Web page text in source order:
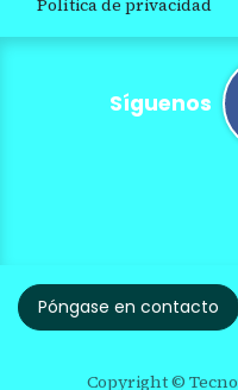
Política de privacidad
Síguenos
Póngase en contacto
Copyright ©